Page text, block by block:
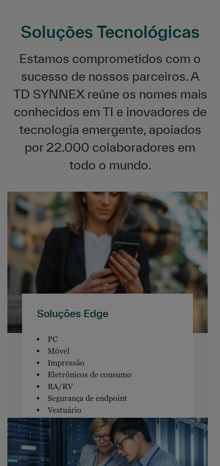
Soluções Tecnológicas
Estamos comprometidos com o
sucesso de nossos parceiros. A
TD SYNNEX reúne os nomes mais
conhecidos em TI e inovadores de
tecnologia emergente, apoiados
por 22.000 colaboradores em
todo o mundo.
Soluções Edge
PC
Móvel
Impressão
Eletrônicos de consumo
RA/RV
Segurança de endpoint
Vestuário
Software de endpoint